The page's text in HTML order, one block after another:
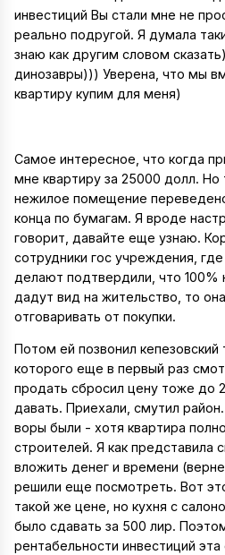
инвестиций Вы стали мне не
реально подругой. Я думала
знаю как другим словом
динозавры))) Уверена, что мы
квартиру купим для меня)
Самое интересное, что когда
мне квартиру за 25000 долл. Но
нежилое помещение
конца по бумагам. Я вроде
говорит, давайте еще узнаю.
сотрудники гос учреждения,
делают подтвердили, что 100%
дадут вид на жительство, то
отговаривать от покупки.
Потом ей позвонил кепезовский
которого еще в первый раз
продать сбросил цену тоже до
давать. Приехали, смутил
воры были - хотя квартира
строителей. Я как представила
вложить денег и времени
решили еще посмотреть. Вот
такой же цене, но кухня с
было сдавать за 500 лир.
рентабельности инвестиций эта